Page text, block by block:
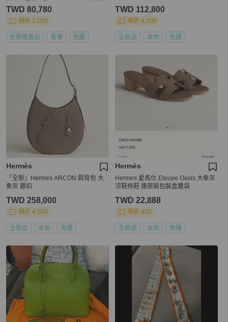
人賣場內Louis Vuitton裙一件（確認
訂單付款為先）🙇🏻‍♀️
TWD 80,780
現折 2,000
近新閒置品 香港 免運
奶昔白銀釦菜籃子小水桶
TWD 112,800
現折 4,500
全新品 本地 免運
Hermès
「全新」Hermes ARCON 肩背包 大
象灰 銀扣
TWD 258,000
現折 4,500
全新品 本地 免運
Hermès
Hermes 愛馬仕 Etoupe Oasis 大象灰
涼鞋拖鞋 連原裝包裝盒塵袋
TWD 22,888
現折 800
全新品 本地 免運